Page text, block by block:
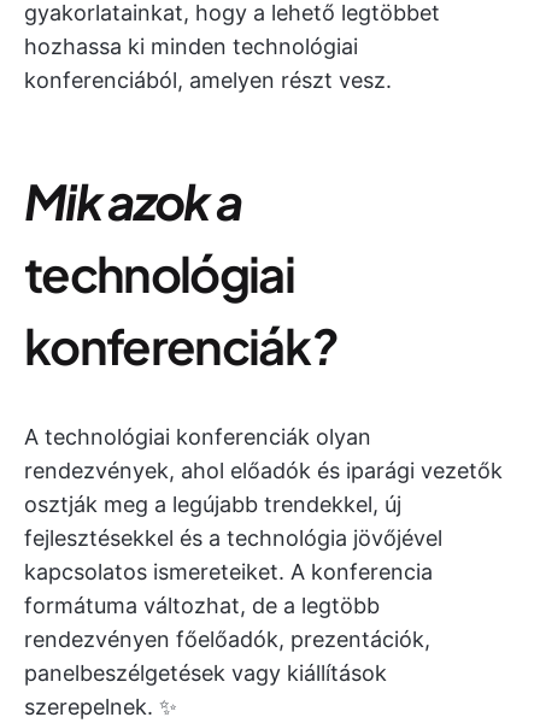
gyakorlatainkat, hogy a lehető legtöbbet
hozhassa ki minden technológiai
konferenciából, amelyen részt vesz.
Mik azok a
technológiai
konferenciák?
A technológiai konferenciák olyan
rendezvények, ahol előadók és iparági vezetők
osztják meg a legújabb trendekkel, új
fejlesztésekkel és a technológia jövőjével
kapcsolatos ismereteiket. A konferencia
formátuma változhat, de a legtöbb
rendezvényen főelőadók, prezentációk,
panelbeszélgetések vagy kiállítások
szerepelnek. ✨